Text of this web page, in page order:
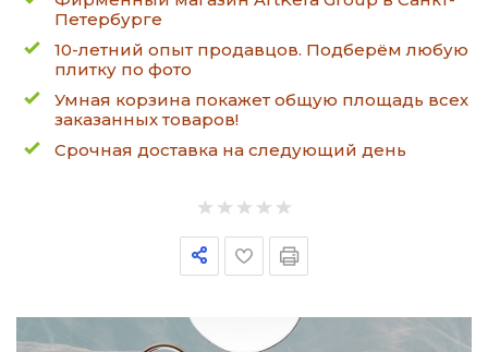
Петербурге
10-летний опыт продавцов. Подберём любую
плитку по фото
Умная корзина покажет общую площадь всех
заказанных товаров!
Срочная доставка на следующий день